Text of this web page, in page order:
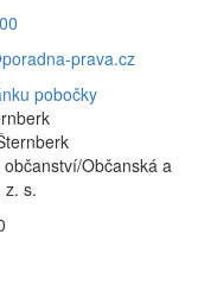
prava.cz
pobočky
Občanská a
z. s.